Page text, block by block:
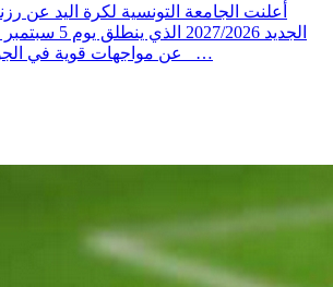
أعلنت الجامعة التونسية لكرة اليد عن
الجديد 2027/
عن مواجهات قوية في الجولة الأولى:نسر طبلبة _…